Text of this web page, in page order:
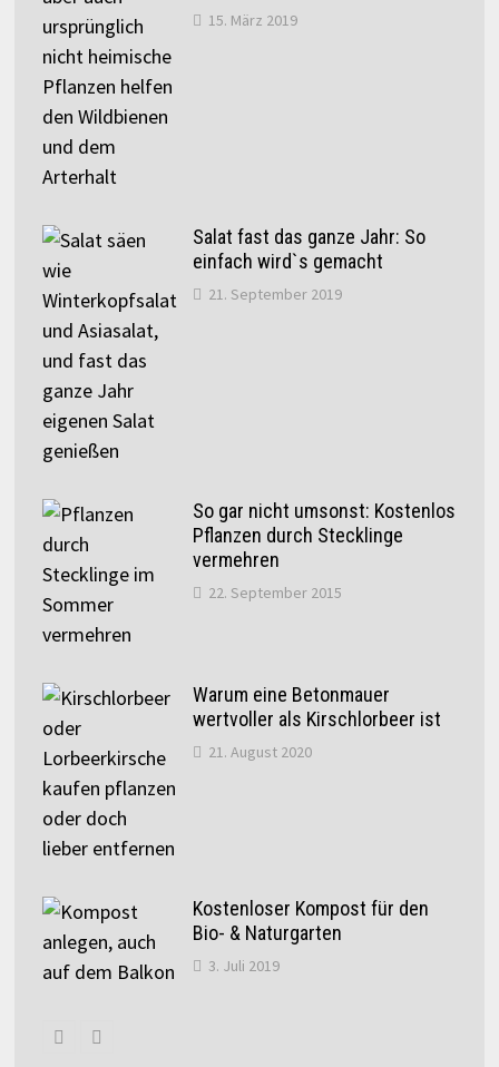
15. März 2019
Salat fast das ganze Jahr: So
einfach wird`s gemacht
21. September 2019
So gar nicht umsonst: Kostenlos
Pflanzen durch Stecklinge
vermehren
22. September 2015
Warum eine Betonmauer
wertvoller als Kirschlorbeer ist
21. August 2020
Kostenloser Kompost für den
Bio- & Naturgarten
3. Juli 2019